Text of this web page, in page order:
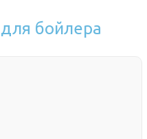
бойлера